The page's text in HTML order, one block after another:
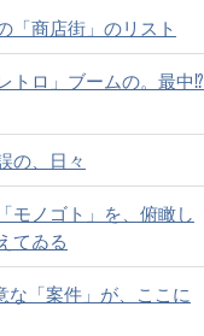
「商店街」のリスト
トロ」ブームの。最中⁉
の、日々
モノゴト」を、俯瞰し
てゐる
な「案件」が、ここに